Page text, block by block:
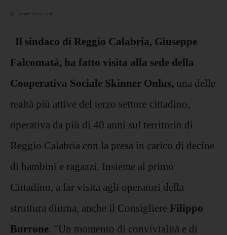
20 aprile 2024 12:49
Il sindaco di Reggio Calabria, Giuseppe
Falcomatà, ha fatto visita alla sede della
Cooperativa Sociale Skinner Onlus, una delle
realtà più attive del terzo settore cittadino,
operativa da più di 40 anni sul territorio di
Reggio Calabria con la presa in carico di decine
di bambini e ragazzi. Insieme al primo
Cittadino, a far visita agli operatori della
struttura diurna, anche il Consigliere Filippo
Burrone . "Un momento di convivialità e di